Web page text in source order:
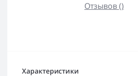
Отзывов ()
Характеристики